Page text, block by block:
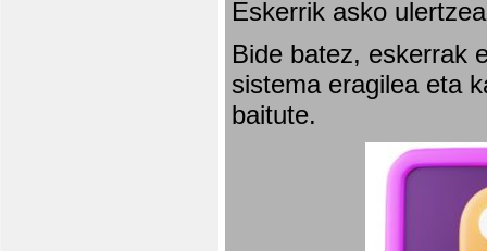
Eskerrik asko
Bide batez, eskerrak
sistema eragilea eta
baitute.